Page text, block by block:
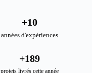
années d'expériences
+10
projets livrés cette année
+189